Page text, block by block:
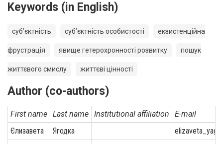
Keywords (in English)
суб’єктність суб’єктність особистості екзистенційна
фрустрація явище гетерохронності розвитку пошук
життєвого смислу життєві цінності
Author (co-authors)
First name Last name Institutional affiliation
E-mail
Єлизавета
Ягодка